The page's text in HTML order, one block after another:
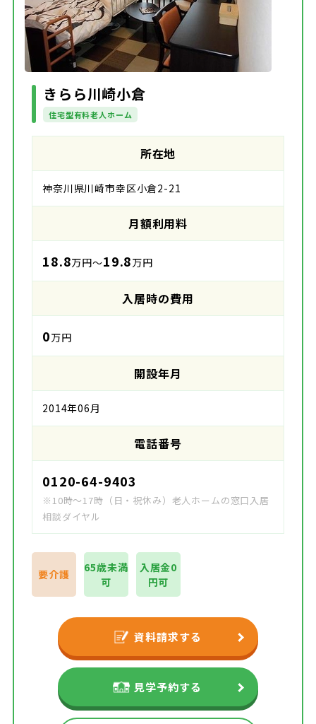
きらら川崎小倉
住宅型有料老人ホーム
所在地
神奈川県川崎市幸区小倉2-21
月額利用料
18.8万円～19.8万円
入居時の費用
0万円
開設年月
2014年06月
電話番号
0120-64-9403
※10時～17時（日・祝休み）老人ホームの窓口入居
相談ダイヤル
要介護
65歳未満
可
入居金0
円可
資料請求する
見学予約する